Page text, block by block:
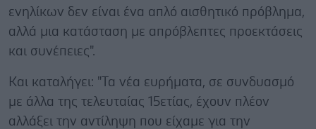
ενηλίκων δεν είναι ένα απλό αισθητικό πρόβλημα,
αλλά μια κατάσταση με απρόβλεπτες προεκτάσεις
και συνέπειες".
Και καταλήγει: "Τα νέα ευρήματα, σε συνδυασμό
με άλλα της τελευταίας 15ετίας, έχουν πλέον
αλλάξει την αντίληψη που είχαμε για την